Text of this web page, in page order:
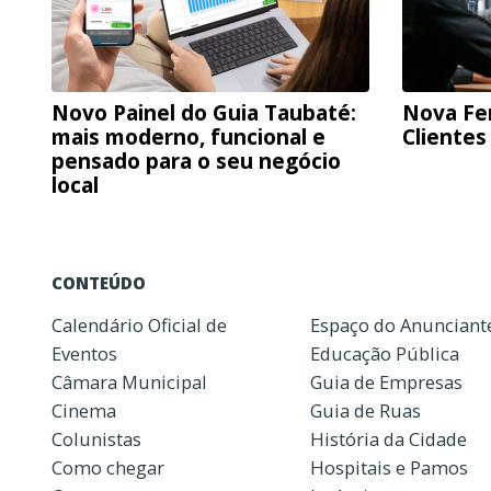
Novo Painel do Guia Taubaté:
mais moderno, funcional e
pensado para o seu negócio
local
Nova
Clientes
CONTEÚDO
Calendário Oficial de
Eventos
Câmara Municipal
Cinema
Colunistas
Como chegar
Espaço do
Educação Pública
Guia de Empresas
Guia de Ruas
História da Cidade
Hospitais e Pamos